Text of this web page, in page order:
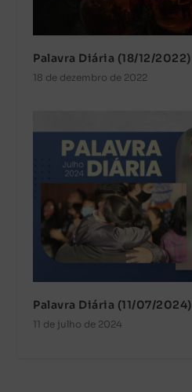
Palavra Diária (18/12/2022)
18 de dezembro de 2022
Palavra Diária (11/07/2024)
11 de julho de 2024